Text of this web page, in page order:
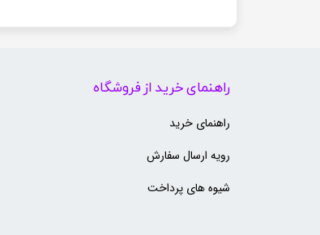
راهنمای خرید از فروشگاه
رویه ارسال سفارش
راهنمای خرید
شیوه های پرداخت